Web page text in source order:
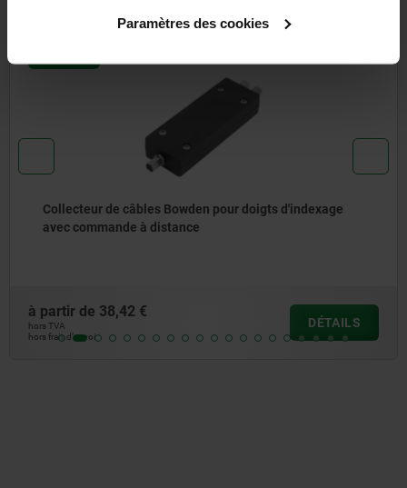
Paramètres des cookies
50
de câbles Bowden pour doigts d'indexage
commande à distance
de38,42 €
d’envoi